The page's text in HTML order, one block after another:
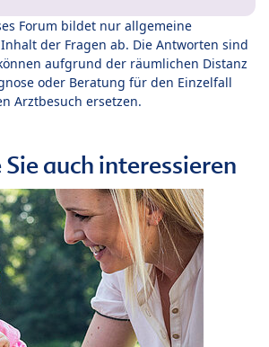
Forum bildet nur allgemeine
der Fragen ab. Die Antworten sind
aufgrund der räumlichen Distanz
oder Beratung für den Einzelfall
Arztbesuch ersetzen.
auch interessieren